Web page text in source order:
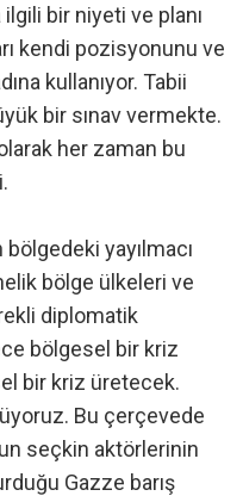
ilgili bir niyeti ve planı
kendi pozisyonunu ve
kullanıyor. Tabii
bir sınav vermekte.
her zaman bu
bölgedeki yayılmacı
bölge ülkeleri ve
diplomatik
bölgesel bir kriz
bir kriz üretecek.
Bu çerçevede
seçkin aktörlerinin
Gazze barış